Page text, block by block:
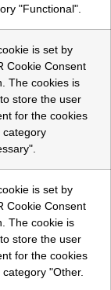
"Functional".
is set by
Cookie Consent
The cookies is
store the user
for the cookies
category
is set by
Cookie Consent
The cookie is
store the user
for the cookies
category "Other.